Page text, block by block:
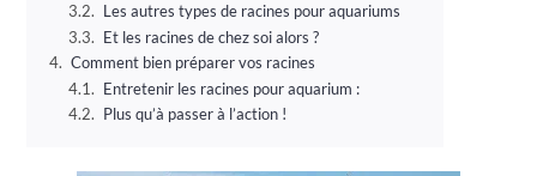
Les autres types de racines pour aquariums
Et les racines de chez soi alors ?
Comment bien préparer vos racines
Entretenir les racines pour aquarium :
Plus qu’à passer à l’action !